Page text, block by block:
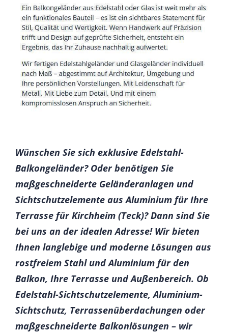
Wünschen Sie sich exklusive Edelstahl-
Balkongeländer? Oder benötigen Sie
maßgeschneiderte Geländeranlagen und
Sichtschutzelemente aus Aluminium für Ihre
Terrasse für Kirchheim (Teck)? Dann sind Sie
bei uns an der idealen Adresse! Wir bieten
Ihnen langlebige und moderne Lösungen aus
rostfreiem Stahl und Aluminium für den
Balkon, Ihre Terrasse und Außenbereich. Ob
Edelstahl-Sichtschutzelemente, Aluminium-
Sichtschutz, Terrassenüberdachungen oder
maßgeschneiderte Balkonlösungen – wir